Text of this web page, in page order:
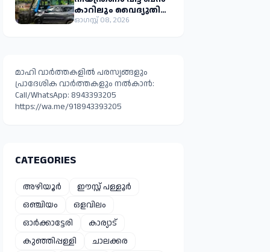
കാറിലും വൈദ്യുതി
ഓഗസ്റ്റ് 08, 2026
മാഹി വാർത്തകളിൽ പരസ്യങ്ങളും
പ്രാദേശിക വാർത്തകളും നൽകാൻ:
Call/WhatsApp: 8943393205
https://wa.me/918943393205
CATEGORIES
അഴിയൂർ
ഈസ്റ്റ്‌ പള്ളൂർ
ഒഞ്ചിയം
ഒളവിലം
ഓർക്കാട്ടേരി
കാര്യാട്
കുഞ്ഞിപ്പള്ളി
ചാലക്കര